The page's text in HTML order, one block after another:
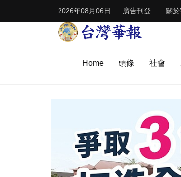
2026年08月06日 廣告刊登 關於
Home 頭條 社會